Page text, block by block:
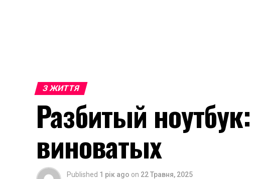
З ЖИТТЯ
Разбитый
виноватых
Published 1 рік ago on 22 Травня, 2025